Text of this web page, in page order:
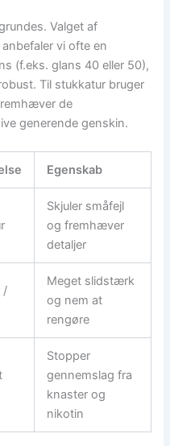
Valget af
vi ofte en
(f.eks. glans 40 eller 50),
Til stukkatur bruger
de
generende genskin.
Egenskab
Skjuler småfejl
og fremhæver
detaljer
/
Meget slidstærk
og nem at
rengøre
Stopper
gennemslag fra
knaster og
nikotin